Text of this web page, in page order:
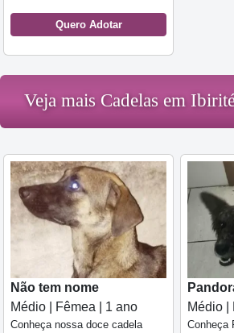
Quero Adotar
Veja mais Cadelas em
Não tem nome
Médio | Fêmea | 1 ano
Conheça nossa doce cadela
Médio |
Conheça